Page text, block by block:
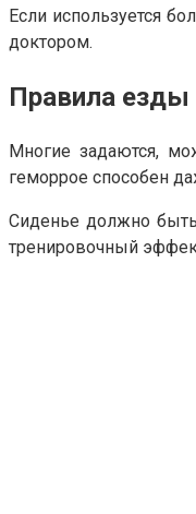
Если используется
доктором.
Правила езды
Многие задаются,
геморрое способен
Сиденье должно
тренировочный